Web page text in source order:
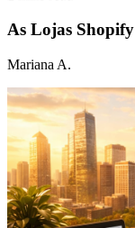
As Lojas
Mariana A.